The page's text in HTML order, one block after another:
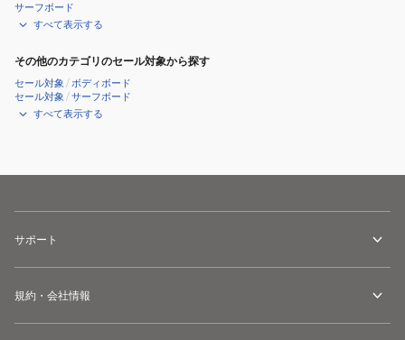
サーフボード
すべて表示する
その他のカテゴリのセール対象から探す
セール対象 /ボディボード
セール対象 /サーフボード
すべて表示する
サポート
規約・会社情報